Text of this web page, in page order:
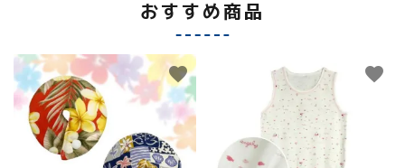
おすすめ商品
favorite favorite